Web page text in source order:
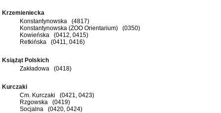
Krzemieniecka
Konstantynowska (4817)
Konstantynowska (ZOO Orientarium) (0350)
Kowieńska (0412, 0415)
Retkińska (0411, 0416)
Książąt Polskich
Zakładowa (0418)
Kurczaki
Cm. Kurczaki (0421, 0423)
Rzgowska (0419)
Socjalna (0420, 0424)